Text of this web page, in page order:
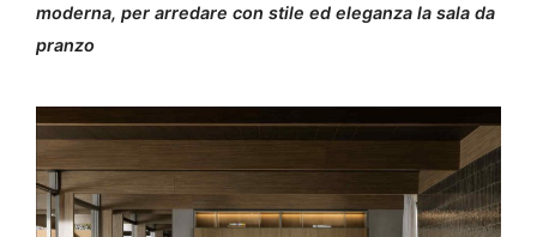
moderna, per arredare con stile ed eleganza la sala da
pranzo